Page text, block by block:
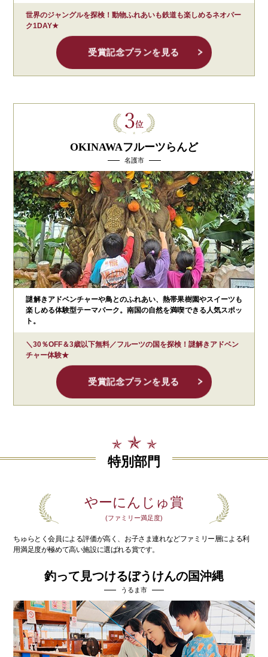
世界のジャングルを探検！動物ふれあいも鉄道も楽しめるネオパー
ク1DAY★
受賞記念プランを見る
OKINAWAフルーツらんど
名護市
謎解きアドベンチャーや鳥とのふれあい、熱帯果樹園やスイーツも
楽しめる体験型テーマパーク。南国の自然を満喫できる人気スポッ
ト。
＼30％OFF＆3歳以下無料／フルーツの国を探検！謎解きアドベン
チャー体験★
受賞記念プランを見る
特別部門
やーにんじゅ賞
(ファミリー満足度)
ちゅらとく会員による評価が高く、お子さま連れなどファミリー層による利
用満足度が極めて高い施設に選ばれる賞です。
釣って見つけるぼうけんの国沖縄
うるま市